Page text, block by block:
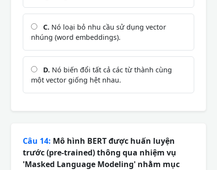
C. Nó loại bỏ nhu cầu sử dụng vector
nhúng (word embeddings).
D. Nó biến đổi tất cả các từ thành cùng
một vector giống hệt nhau.
Câu 14: Mô hình BERT được huấn luyện
trước (pre-trained) thông qua nhiệm vụ
'Masked Language Modeling' nhằm mục